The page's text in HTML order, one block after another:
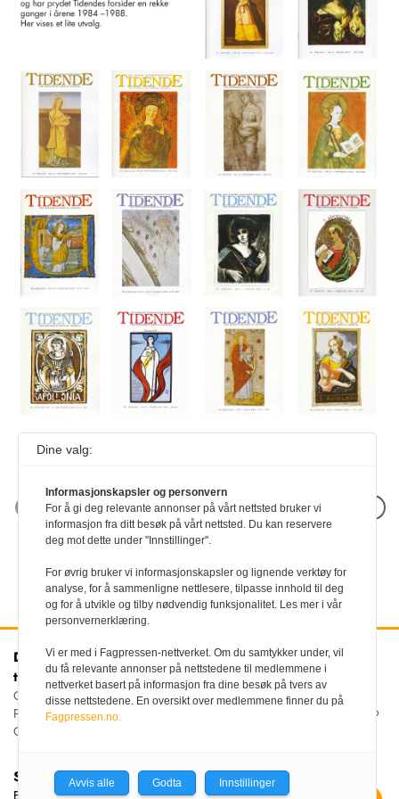
Neste artikkel
Den norske
tannlegeforenings Tidende
Christiania Torv 5, 0158 Oslo
Postboks 2073 Vika, 0125
OSLO
Kontakt oss
Tlf:22 54 74 00
E-post:
tidende@tannlegeforeningen.no
Sjefredaktør
Dine valg:
Informasjonskapsler og personvern
For å gi deg relevante annonser på vårt nettsted bruker vi
informasjon fra ditt besøk på vårt nettsted. Du kan reservere
deg mot dette under "Innstillinger".
For øvrig bruker vi informasjonskapsler og lignende verktøy for
analyse, for å sammenligne nettlesere, tilpasse innhold til deg
og for å utvikle og tilby nødvendig funksjonalitet. Les mer i vår
personvernerklæring.
Vi er med i Fagpressen-nettverket. Om du samtykker under, vil
du få relevante annonser på nettstedene til medlemmene i
nettverket basert på informasjon fra dine besøk på tvers av
disse nettstedene. En oversikt over medlemmene finner du på
Fagpressen.no.
Avvis alle Godta Innstillinger